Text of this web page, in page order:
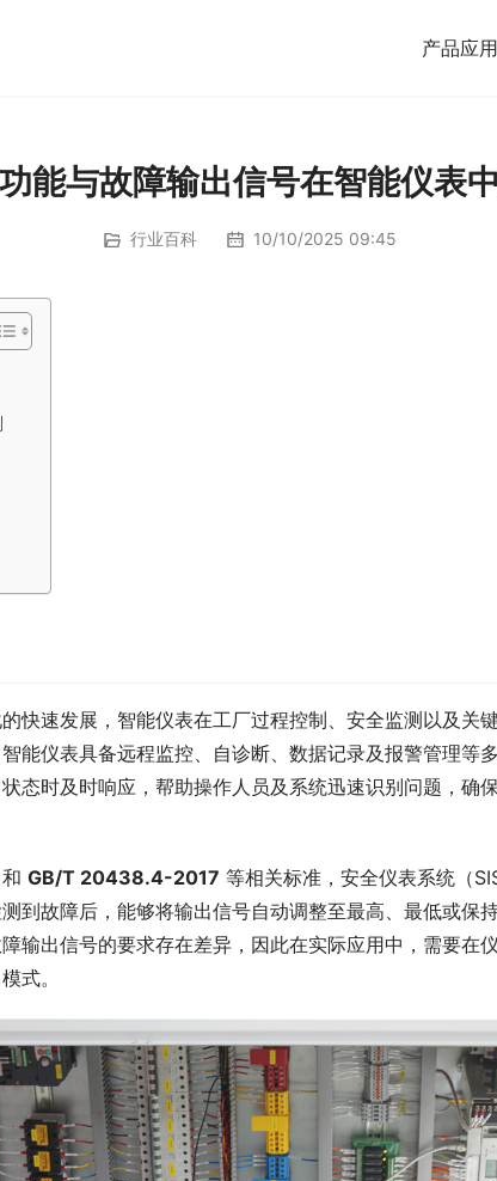
产品应用
能与故障输出信号在智能仪表
行业百科 10/10/2025 09:45
快速发展，智能仪表在工厂过程控制、安全监测以及关
能仪表具备远程监控、自诊断、数据记录及报警管理等
态时及时响应，帮助操作人员及系统迅速识别问题，确
和 GB/T 20438.4-2017 等相关标准，安全仪表系统（
到故障后，能够将输出信号自动调整至最高、最低或保
输出信号的要求存在差异，因此在实际应用中，需要在
式。